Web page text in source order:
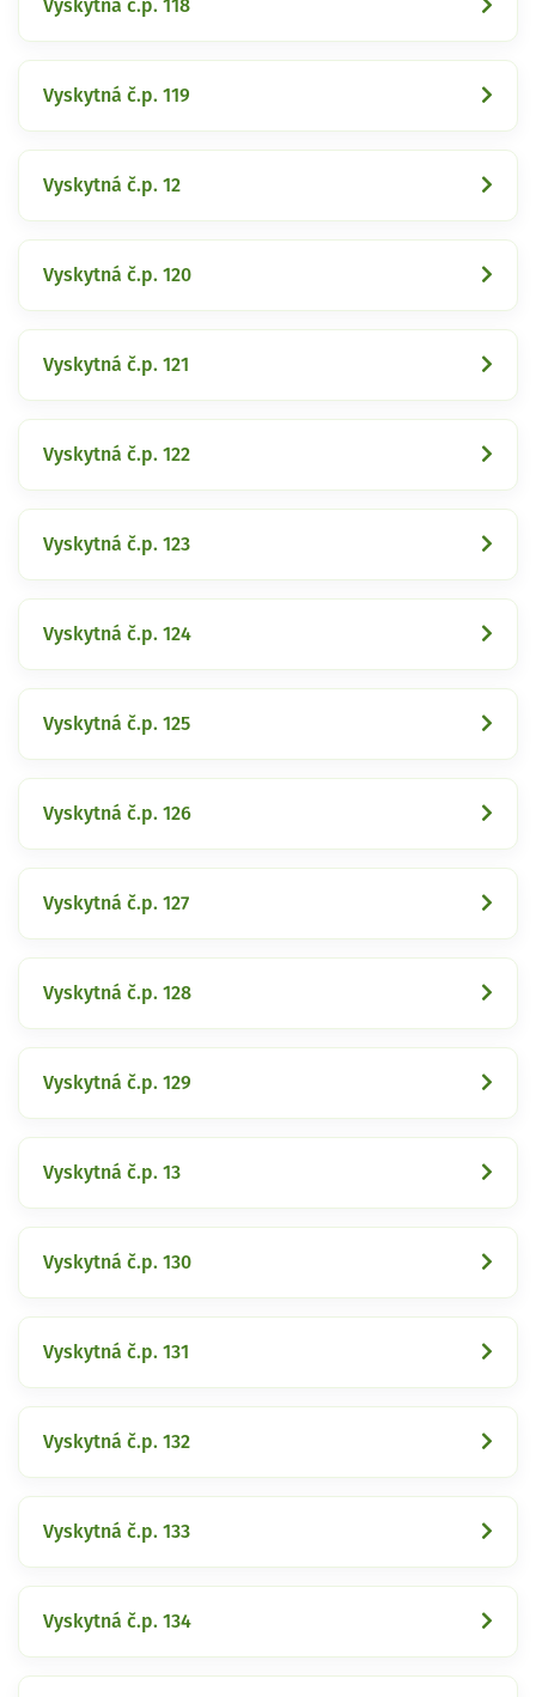
Vyskytná č.p. 118
Vyskytná č.p. 119
Vyskytná č.p. 12
Vyskytná č.p. 120
Vyskytná č.p. 121
Vyskytná č.p. 122
Vyskytná č.p. 123
Vyskytná č.p. 124
Vyskytná č.p. 125
Vyskytná č.p. 126
Vyskytná č.p. 127
Vyskytná č.p. 128
Vyskytná č.p. 129
Vyskytná č.p. 13
Vyskytná č.p. 130
Vyskytná č.p. 131
Vyskytná č.p. 132
Vyskytná č.p. 133
Vyskytná č.p. 134